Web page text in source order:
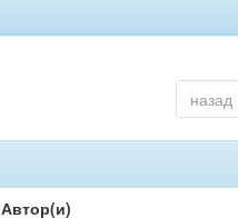
назад
Автор(и)